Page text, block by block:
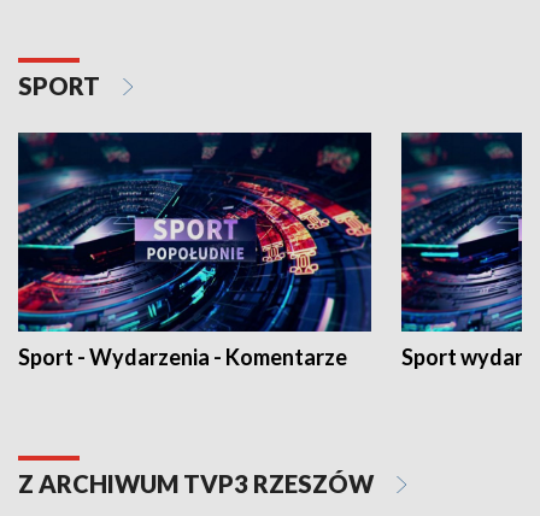
SPORT
Sport - Wydarzenia - Komentarze Sport
Z ARCHIWUM TVP3 RZESZÓW